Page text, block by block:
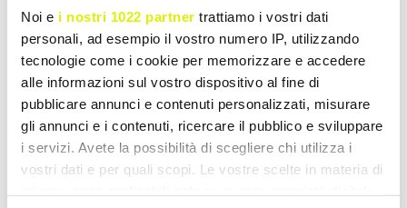
Noi e i nostri 1022 partner trattiamo i vostri dati
personali, ad esempio il vostro numero IP, utilizzando
tecnologie come i cookie per memorizzare e accedere
alle informazioni sul vostro dispositivo al fine di
pubblicare annunci e contenuti personalizzati, misurare
gli annunci e i contenuti, ricercare il pubblico e sviluppare
i servizi. Avete la possibilità di scegliere chi utilizza i
vostri dati e per quali scopi. Le vostre scelte in materia di
Nota:L'eventuale separazione dell'olio in superficie è
un processo naturale; basta mescolare prima dell'uso.
SCHEDA TECNICA